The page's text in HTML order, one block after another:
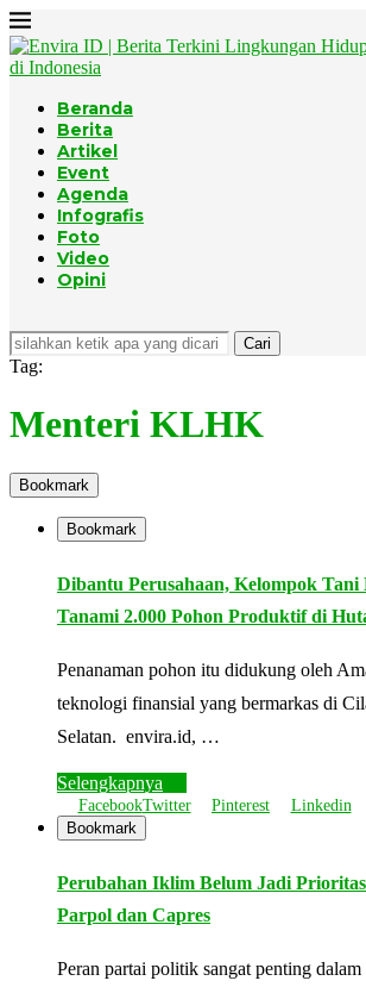
Beranda
Berita
Artikel
Event
Agenda
Infografis
Foto
Video
Opini
Cari
Tag:
Menteri KLHK
Bookmark
Bookmark
Dibantu Perusahaan, Kelompok
Tanami 2.000 Pohon Produktif di
Penanaman pohon itu didukung oleh
teknologi finansial yang bermarkas di
Selatan. envira.id, …
Selengkapnya
FacebookTwitter Pinterest Linkedin
Bookmark
Perubahan Iklim Belum Jadi
Parpol dan Capres
Peran partai politik sangat penting dalam